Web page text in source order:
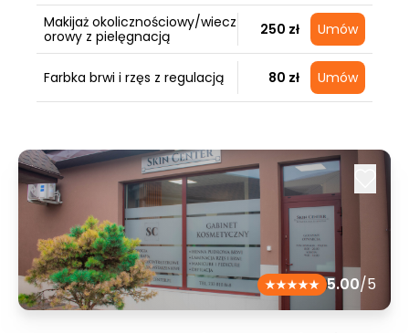
Makijaż okolicznościowy/wiecz
orowy z pielęgnacją
250 zł Umów
Farbka brwi i rzęs z regulacją 80 zł Umów
5.00/5